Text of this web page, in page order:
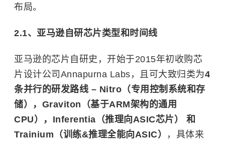
布局。
2.1、亚马逊自研芯片类型和时间线
亚马逊的芯片自研史，开始于2015年初收购芯
片设计公司Annapurna Labs，且可大致归类为4
条并行的研发路线 – Nitro（专用控制系统和存
储），Graviton（基于ARM架构的通用
CPU），Inferentia（推理向ASIC芯片） 和
Trainium（训练&推理全能向ASIC）
，具体来